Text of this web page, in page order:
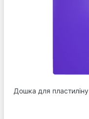
Дошка для